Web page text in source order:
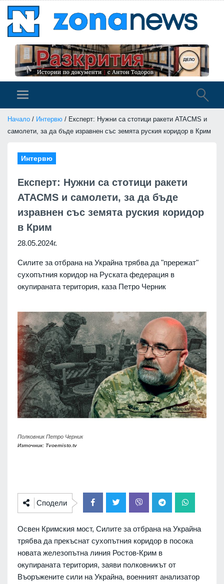
Начало / Интервю / Експерт: Нужни са стотици ракети ATACMS и
самолети, за да бъде изравнен със земята руския коридор в Крим
Интервю
Експерт: Нужни са стотици ракети
ATACMS и самолети, за да бъде
изравнен със земята руския коридор
в Крим
28.05.2024г.
Силите за отбрана на Украйна трябва да "прережат"
сухопътния коридор на Руската федерация в
окупираната територия, каза Петро Черник
Полковник Петро Черник
Източник: Tvoemisto.tv
Сподели
Освен Кримския мост, Силите за отбрана на Украйна
трябва да прекъснат сухопътния коридор в посока
новата железопътна линия Ростов-Крим в
окупираната територия, заяви полковникът от
Въоръжените сили на Украйна, военният анализатор